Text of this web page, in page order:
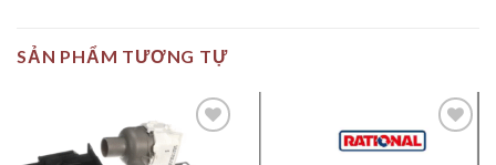
SẢN PHẨM TƯƠNG TỰ